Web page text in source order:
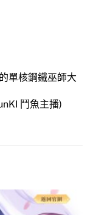
單核鋼鐵巫師大
鬥魚主播)